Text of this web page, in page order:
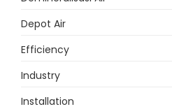
Depot Air
Efficiency
Industry
Installation